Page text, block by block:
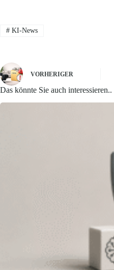
#KI-News
VORHERIGER
Das könnte Sie auch interessieren..